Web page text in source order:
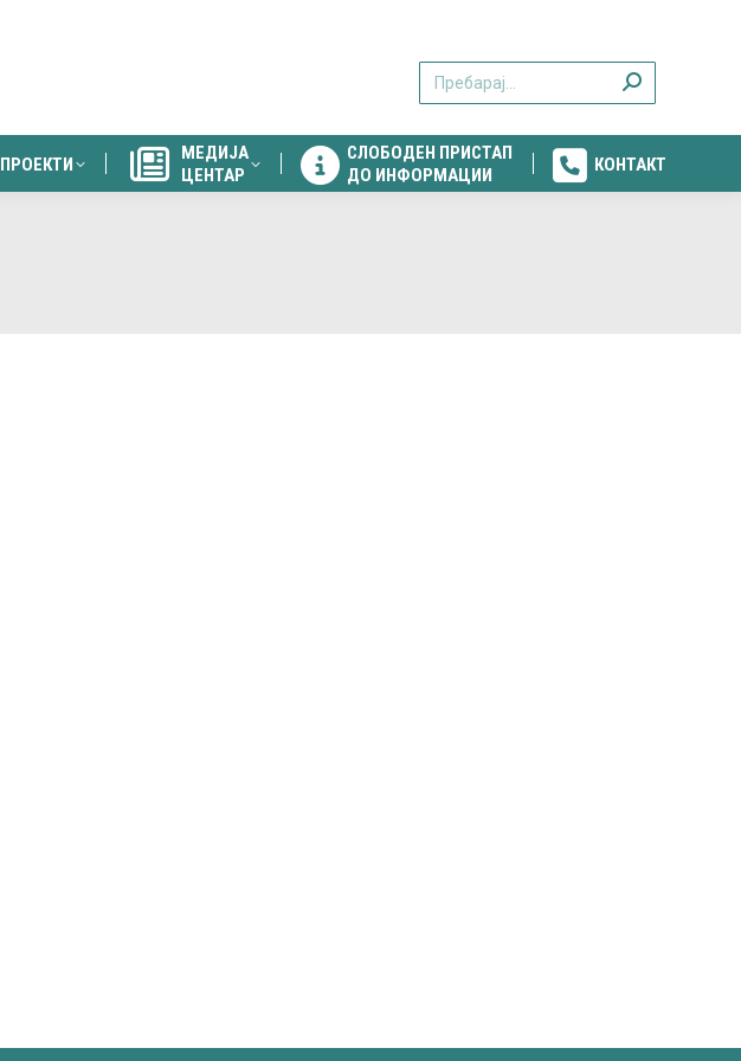
ПРОЕКТИ
МЕДИЈА
ЦЕНТАР
СЛОБОДЕН ПРИСТАП
ДО ИНФОРМАЦИИ
КОНТАКТ